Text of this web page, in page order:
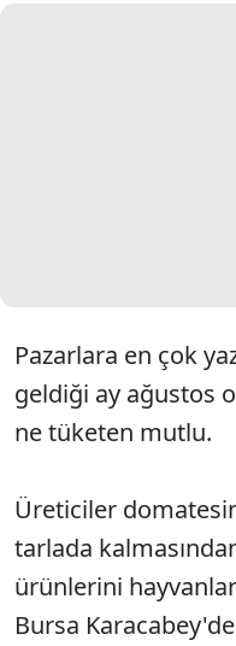
Pazarlara en çok
geldiği ay ağustos
ne tüketen mutlu.
Üreticiler
tarlada
ürünlerini
Bursa